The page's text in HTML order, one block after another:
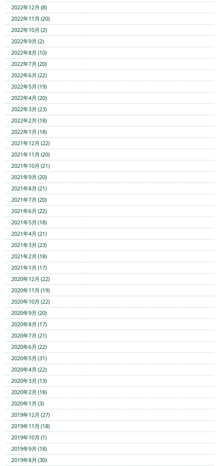
2022年12月 (8)
2022年11月 (20)
2022年10月 (2)
2022年9月 (2)
2022年8月 (10)
2022年7月 (20)
2022年6月 (22)
2022年5月 (19)
2022年4月 (20)
2022年3月 (23)
2022年2月 (18)
2022年1月 (18)
2021年12月 (22)
2021年11月 (20)
2021年10月 (21)
2021年9月 (20)
2021年8月 (21)
2021年7月 (20)
2021年6月 (22)
2021年5月 (18)
2021年4月 (21)
2021年3月 (23)
2021年2月 (18)
2021年1月 (17)
2020年12月 (22)
2020年11月 (19)
2020年10月 (22)
2020年9月 (20)
2020年8月 (17)
2020年7月 (21)
2020年6月 (22)
2020年5月 (31)
2020年4月 (22)
2020年3月 (13)
2020年2月 (18)
2020年1月 (3)
2019年12月 (27)
2019年11月 (18)
2019年10月 (1)
2019年9月 (18)
2019年8月 (30)